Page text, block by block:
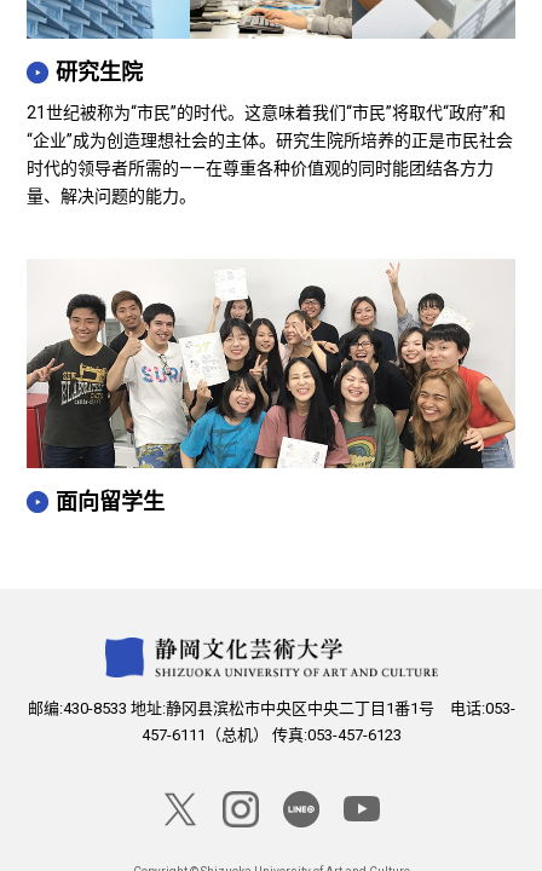
研究生院
21世纪被称为“市民”的时代。这意味着我们“市民”将取代“政府”和
“企业”成为创造理想社会的主体。研究生院所培养的正是市民社会
时代的领导者所需的——在尊重各种价值观的同时能团结各方力
量、解决问题的能力。
面向留学生
邮编:430-8533 地址:静冈县滨松市中央区中央二丁目1番1号 电话:053-
457-6111（总机） 传真:053-457-6123